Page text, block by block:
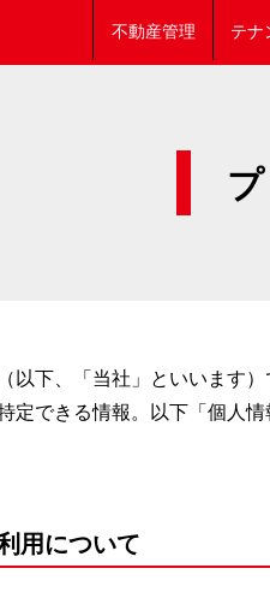
不動産管理 テナ
以下、「当社」といいます
定できる情報。以下「個人
用について